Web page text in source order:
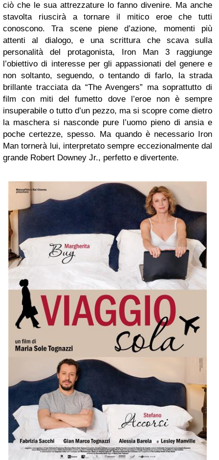
ciò che le sua attrezzature lo fanno divenire. Ma anche
stavolta riuscirà a tornare il mitico eroe che tutti
conoscono. Tra scene piene d’azione, momenti più
attenti al dialogo, e una scrittura che scava sulla
personalità del protagonista, Iron Man 3 raggiunge
l’obiettivo di interesse per gli appassionati del genere e
non soltanto, seguendo, o tentando di farlo, la strada
brillante tracciata da “The Avengers” ma soprattutto di
film con miti del fumetto dove l’eroe non è sempre
insuperabile o tutto d’un pezzo, ma si scopre come dietro
la maschera si nasconde pure l’uomo pieno di ansia e
poche certezze, spesso. Ma quando è necessario Iron
Man tornerà lui, interpretato sempre eccezionalmente dal
grande Robert Downey Jr., perfetto e divertente.